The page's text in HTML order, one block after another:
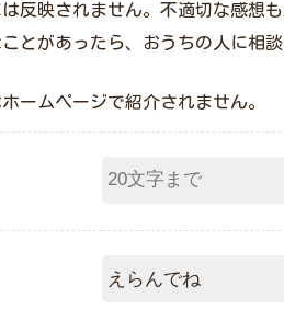
反映されません。不適切な感想も
とがあったら、おうちの人に相
ームページで紹介されません。